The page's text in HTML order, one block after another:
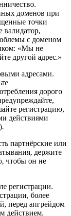
доменов при
точки
валидатор,
с доменом
«Мы не
другой адрес.»
адресами.
дорого
регистрацию,
действиями
партнёрские или
держите
чтобы он не
регистрации.
более
перед апгрейдом
действием.